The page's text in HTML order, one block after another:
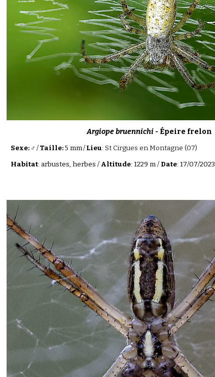
Argiope bruennichi - Épeire frelon
Sexe: ♂ /Taille:5 mm/Lieu: St Cirgues en Montagne (07)
Habitat: arbustes, herbes / Altitude: 1229 m / Date: 17/07/2023